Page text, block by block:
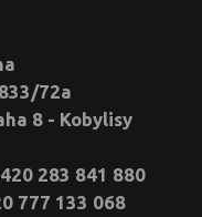
72a
8 - Kobylisy
283 841 880
777 133 068